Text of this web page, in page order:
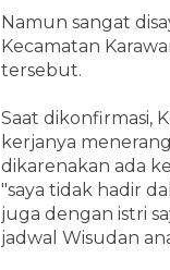
Namun sangat
Kecamatan
tersebut.
Saat dikonfirmasi,
kerjanya
dikarenakan ada
"saya tidak hadir
juga dengan istri
jadwal Wisudan